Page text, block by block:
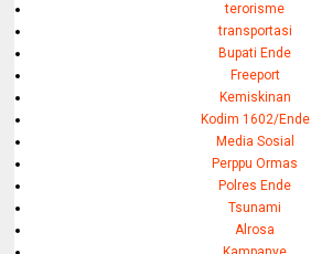
terorisme
transportasi
Bupati Ende
Freeport
Kemiskinan
Kodim 1602/Ende
Media Sosial
Perppu Ormas
Polres Ende
Tsunami
Alrosa